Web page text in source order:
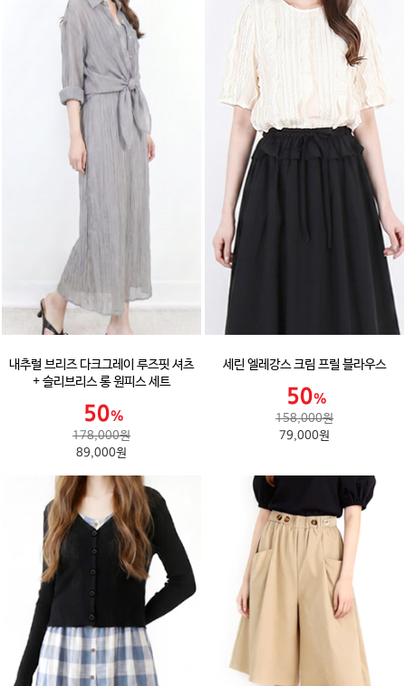
내추럴 브리즈 다크그레이 루즈핏 셔츠
+ 슬리브리스 롱 원피스 세트
178,000원
89,000원
세린 엘레강스 크림 프릴 블라우스
158,000원
79,000원